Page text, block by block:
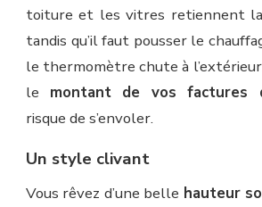
toiture et les vitres retiennent
tandis qu’il faut pousser le
le thermomètre chute à l’extérieur.
le montant de vos factures
risque de s’envoler.
Un style clivant
Vous rêvez d’une belle hauteur